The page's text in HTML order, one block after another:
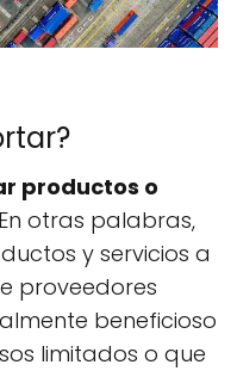
productos o
otras palabras,
y servicios a
proveedores
beneficioso
limitados o que